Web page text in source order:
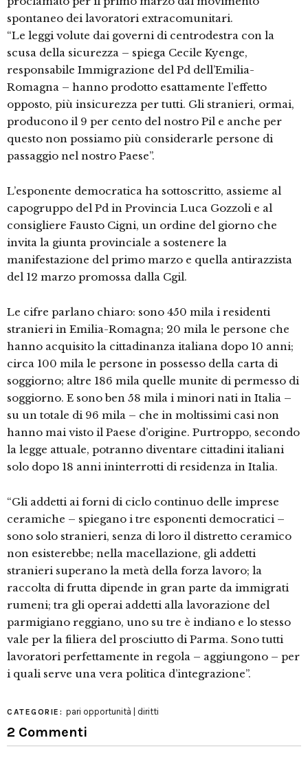
spontaneo dei lavoratori extracomunitari.
“Le leggi volute dai governi di centrodestra con la
scusa della sicurezza – spiega Cecile Kyenge,
responsabile Immigrazione del Pd dell’Emilia-
Romagna – hanno prodotto esattamente l’effetto
opposto, più insicurezza per tutti. Gli stranieri, ormai,
producono il 9 per cento del nostro Pil e anche per
questo non possiamo più considerarle persone di
passaggio nel nostro Paese”.
L’esponente democratica ha sottoscritto, assieme al
capogruppo del Pd in Provincia Luca Gozzoli e al
consigliere Fausto Cigni, un ordine del giorno che
invita la giunta provinciale a sostenere la
manifestazione del primo marzo e quella antirazzista
del 12 marzo promossa dalla Cgil.
Le cifre parlano chiaro: sono 450 mila i residenti
stranieri in Emilia-Romagna; 20 mila le persone che
hanno acquisito la cittadinanza italiana dopo 10 anni;
circa 100 mila le persone in possesso della carta di
soggiorno; altre 186 mila quelle munite di permesso di
soggiorno. E sono ben 58 mila i minori nati in Italia –
su un totale di 96 mila – che in moltissimi casi non
hanno mai visto il Paese d’origine. Purtroppo, secondo
la legge attuale, potranno diventare cittadini italiani
solo dopo 18 anni ininterrotti di residenza in Italia.
“Gli addetti ai forni di ciclo continuo delle imprese
ceramiche – spiegano i tre esponenti democratici –
sono solo stranieri, senza di loro il distretto ceramico
non esisterebbe; nella macellazione, gli addetti
stranieri superano la metà della forza lavoro; la
raccolta di frutta dipende in gran parte da immigrati
rumeni; tra gli operai addetti alla lavorazione del
parmigiano reggiano, uno su tre è indiano e lo stesso
vale per la filiera del prosciutto di Parma. Sono tutti
lavoratori perfettamente in regola – aggiungono – per
i quali serve una vera politica d’integrazione”.
CATEGORIE: pari opportunità | diritti
2 Commenti